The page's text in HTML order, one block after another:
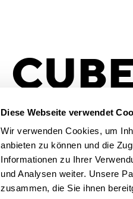
Diese Webseite verwendet
Wir verwenden Cookies, um
anbieten zu können und die
Informationen zu Ihrer
und Analysen weiter. Unsere
zusammen, die Sie ihnen
Frei
Das Magazin Cube widmet
Thema "selbstbestimmtes
bietet die optimale Bühne